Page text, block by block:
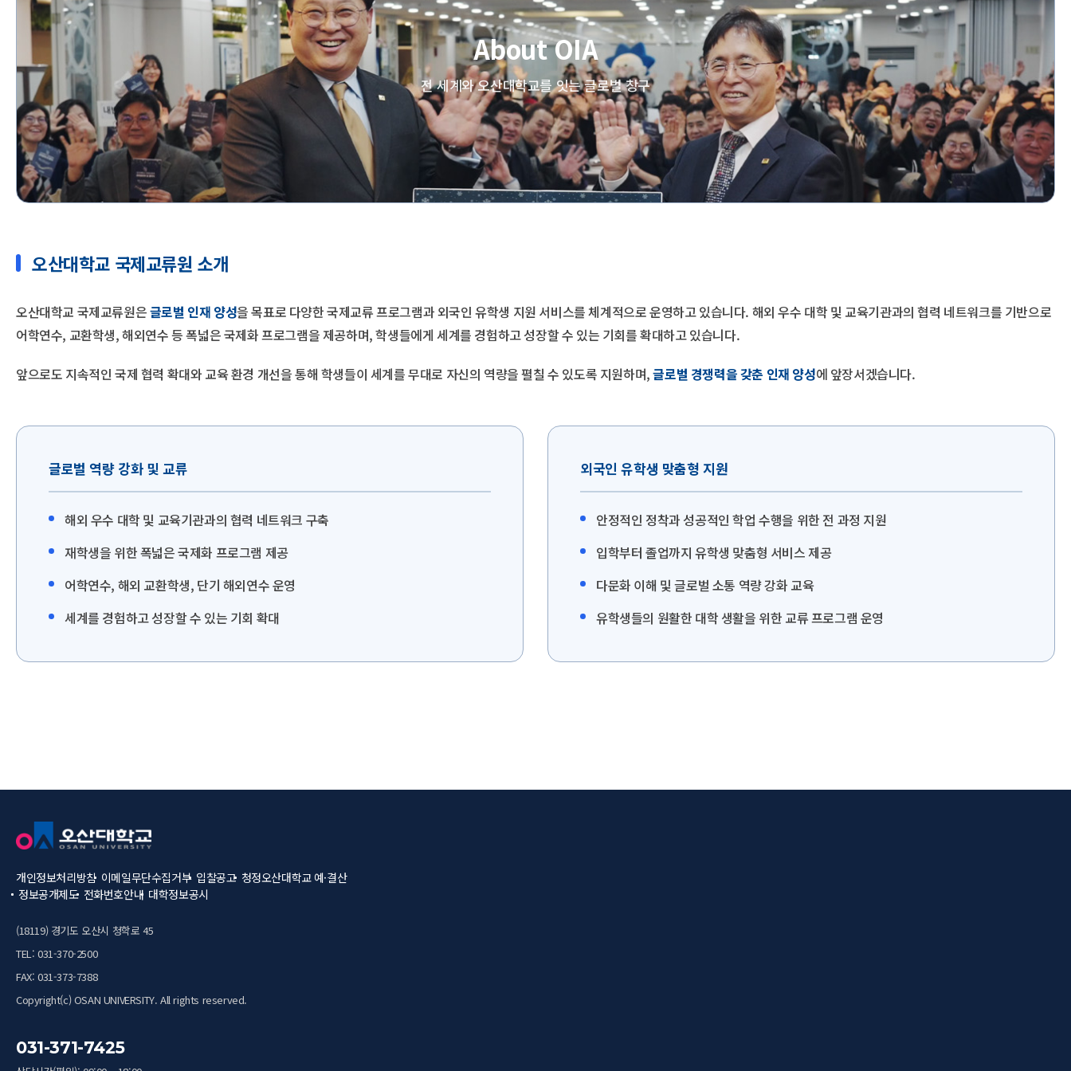
About OIA
전 세계와 오산대학교를 잇는 글로벌 창구
오산대학교 국제교류원 소개
오산대학교 국제교류원은글로벌 인재 양성을 목표로 다양한 국제교류 프로그램과 외국인 유학생 지원 서비스를 체계적으로 운영하고 있습니다. 해외 우수 대학 및 교육기관과의 협력 네트워크를 기반으로
어학연수, 교환학생, 해외연수 등 폭넓은 국제화 프로그램을 제공하며, 학생들에게 세계를 경험하고 성장할 수 있는 기회를 확대하고 있습니다.
앞으로도 지속적인 국제 협력 확대와 교육 환경 개선을 통해 학생들이 세계를 무대로 자신의 역량을 펼칠 수 있도록 지원하며,글로벌 경쟁력을 갖춘 인재 양성에 앞장서겠습니다.
글로벌 역량 강화 및 교류
해외 우수 대학 및 교육기관과의 협력 네트워크 구축
재학생을 위한 폭넓은 국제화 프로그램 제공
어학연수, 해외 교환학생, 단기 해외연수 운영
세계를 경험하고 성장할 수 있는 기회 확대
외국인 유학생 맞춤형 지원
안정적인 정착과 성공적인 학업 수행을 위한 전 과정 지원
입학부터 졸업까지 유학생 맞춤형 서비스 제공
다문화 이해 및 글로벌 소통 역량 강화 교육
유학생들의 원활한 대학 생활을 위한 교류 프로그램 운영
개인정보처리방침 이메일무단수집거부 입찰공고 청정오산대학교 예·결산
정보공개제도 전화번호안내 대학정보공시
(18119) 경기도 오산시 청학로 45
TEL: 031-370-2500
FAX: 031-373-7388
Copyright(c) OSAN UNIVERSITY. All rights reserved.
031-371-7425